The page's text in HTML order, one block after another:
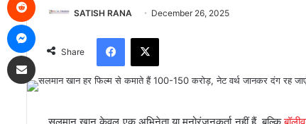
SATISH RANA December 26, 2025
Share
Facebook
X
Share via Email